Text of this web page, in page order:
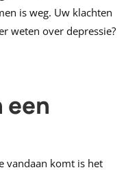
is weg. Uw klachten
weten over depressie?
een
vandaan komt is het